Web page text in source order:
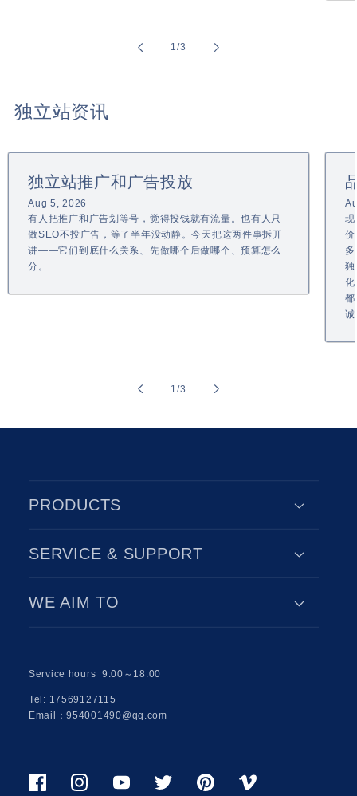
1/of
3
独立站资讯
独立站推广和广告投放
Aug 5, 2026
有人把推广和广告划等号，觉得投钱就有流量。也有人只
做SEO不投广告，等了半年没动静。今天把这两件事拆开
讲——它们到底什么关系、先做哪个后做哪个、预算怎么
分。
现
价
独
化
都
诚
1/of
3
PRODUCTS
SERVICE & SUPPORT
WE AIM TO
Service hours 9:00～18:00
Tel: 17569127115
Email：954001490@qq.com
FacebookInstagramYoutubeTwitterPinterestViemo